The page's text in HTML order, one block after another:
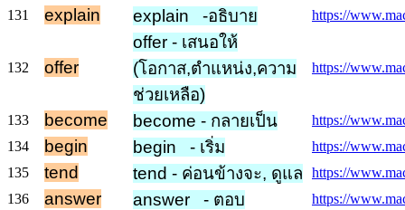
131
explain explain -อธิบาย https://
132 offer
offer - เสนอให้
(โอกาส,ตำแหน่ง,ความ
ช่วยเหลือ)
https://
133 become become - กลายเป็น
https://
134
begin begin - เริ่ม
https://
135
tend tend - ค่อนข้างจะ, ดูแล
https://
136
answer answer - ตอบ https://